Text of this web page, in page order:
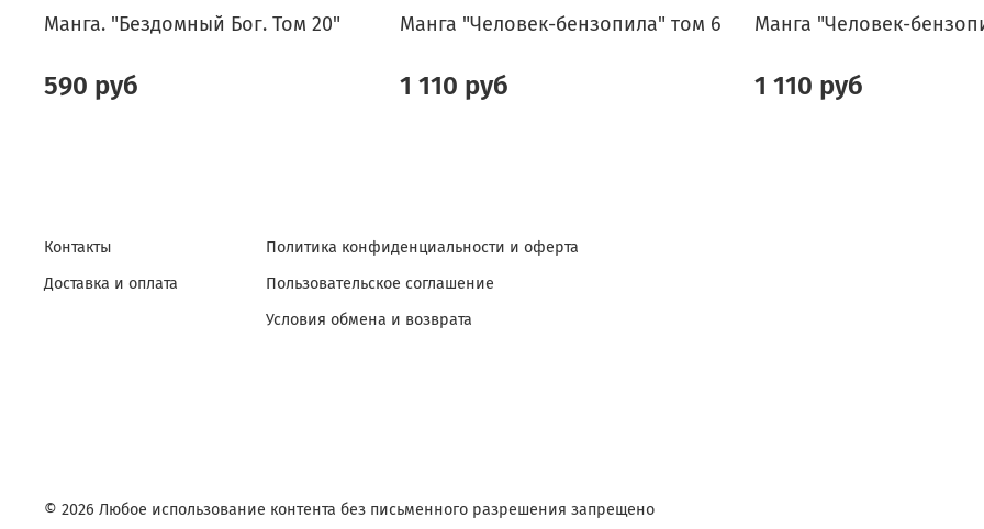
Манга. "Бездомный Бог. Том 20"
590 руб
Манга "Человек-бензопила" том 6
1 110 руб
Манга "Человек-
1 110 руб
Контакты
Доставка и оплата
Политика конфиденциальности и оферта
Пользовательское соглашение
Условия обмена и возврата
© 2026 Любое использование контента без письменного разрешения запрещено